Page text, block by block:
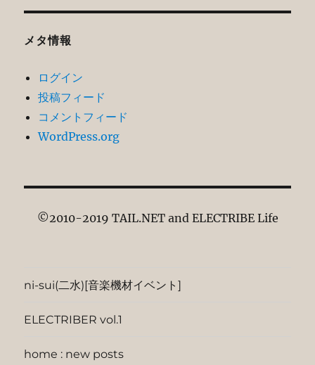
メタ情報
ログイン
投稿フィード
コメントフィード
WordPress.org
©2010-2019 TAIL.NET and ELECTRIBE Life
ni-sui(二水)[音楽機材イベント]
ELECTRIBER vol.1
home : new posts